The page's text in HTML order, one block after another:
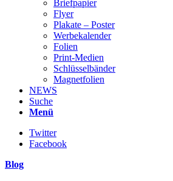
Briefpapier
Flyer
Plakate – Poster
Werbekalender
Folien
Print-Medien
Schlüsselbänder
Magnetfolien
NEWS
Suche
Menü
Twitter
Facebook
Blog